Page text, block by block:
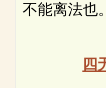
不能离法也。
四